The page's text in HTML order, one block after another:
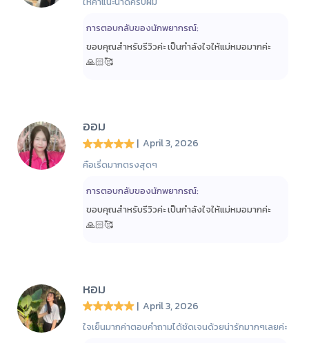
การตอบกลับของนักพยากรณ์:
ขอบคุณสำหรับรีวิวค่ะ เป็นกำลังใจให้แม่หมอมากค่ะ
🙏🏻🥰
ออม
| April 3, 2026
คือเริ่ดมากตรงสุดๆ
การตอบกลับของนักพยากรณ์:
ขอบคุณสำหรับรีวิวค่ะ เป็นกำลังใจให้แม่หมอมากค่ะ
🙏🏻🥰
หอม
| April 3, 2026
ใจเย็นมากค่าตอบคำถามได้ชัดเจนด้วยน่ารักมากๆเลยค่ะ